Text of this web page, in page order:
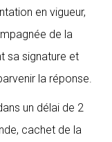
en vigueur,
de la
sa signature et
la réponse.
un délai de 2
cachet de la